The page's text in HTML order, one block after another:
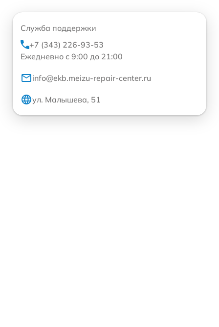
Служба поддержки
+7 (343) 226-93-53
Ежедневно с 9:00 до 21:00
info@ekb.meizu-repair-center.ru
ул. Малышева, 51